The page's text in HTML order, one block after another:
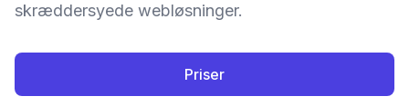
skræddersyede webløsninger.
Priser